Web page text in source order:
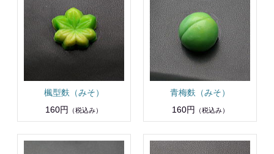
楓型麩（みそ）
160円
（税込み）
青梅麩（みそ）
160円
（税込み）